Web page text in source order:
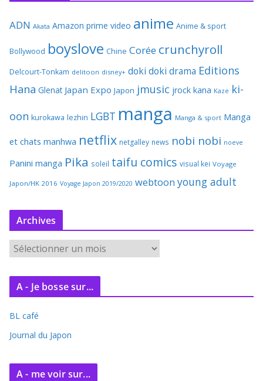
ADN Akata Amazon prime video anime Anime & sport
Bollywood boyslove Chine Corée crunchyroll
Delcourt-Tonkam delitoon disney+ doki doki drama Editions
Hana Glenat Japan Expo Japon jmusic jrock kana Kaze ki-
oon kurokawa lezhin LGBT manga Manga & sport Manga
et chats manhwa netflix netgalley news nobi nobi noeve
Panini manga Pika soleil taifu comics visual kei Voyage
Japon/HK 2016 Voyage Japon 2019/2020 webtoon young adult
Archives
r
c
v
e
A - Je bosse sur...
BL café
Journal du Japon
A - me voir sur...